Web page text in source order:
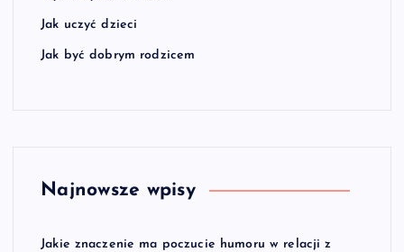
Jak uczyć dzieci
Jak być dobrym rodzicem
Najnowsze wpisy
Jakie znaczenie ma poczucie humoru w relacji z